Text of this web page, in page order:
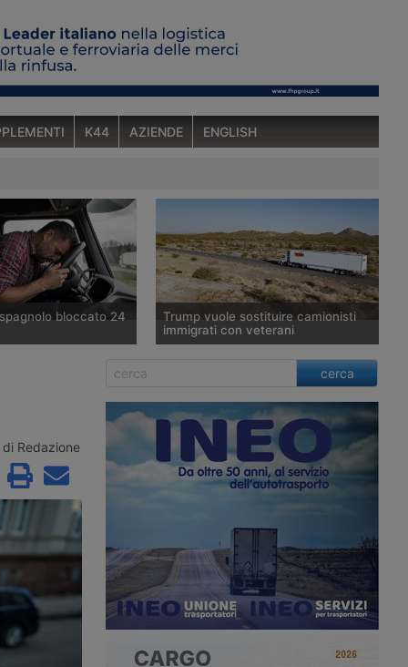
K44 AZIENDE ENGLISH
bloccato 24
spagnolo
oltre 24 ore vicino
Spagna, con
ai 42 gradi e
funzionante.
i ritardi
stradale.
Trump vuole sostituire camionisti
immigrati con veterani
Piano dell’amministrazione
statunitense per sostituire gli autisti
veterani, mentre l’autotrasporto
soffre di una carenza strutturale di
conducenti. Il provvedimento giunge
dopo la revoca delle patenti a circa
200mila immigrati con status
temporaneo.
di Redazione
cerca